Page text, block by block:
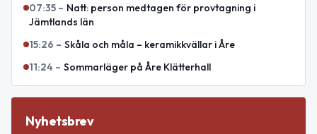
07:35 – Natt: person medtagen för provtagning i
Jämtlands län
15:26 – Skåla och måla – keramikkvällar i Åre
11:24 – Sommarläger på Åre Klätterhall
Nyhetsbrev